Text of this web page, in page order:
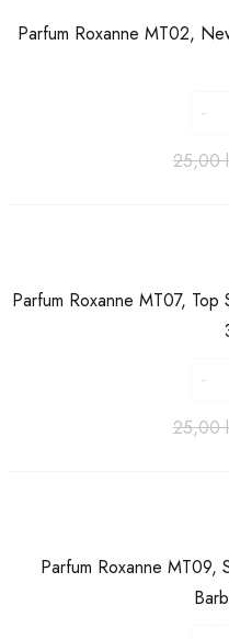
Parfum Roxanne MT02,
25,00
Parfum Roxanne MT07,
25,00
Parfum Roxanne MT09,